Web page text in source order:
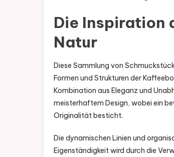
Die Inspiration
Natur
Diese Sammlung von
Formen und Strukturen der
Kombination aus Eleganz und
meisterhaftem Design, wobei ein
Originalität besticht.
Die dynamischen Linien und
Eigenständigkeit wird durch die